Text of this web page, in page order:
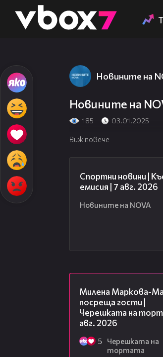
👾
Новините на
Новините на
185 03.01.2025
Виж повече
Спортни новини |
емисия | 7 авг. 2026
Новините на NOVA
Милена Маркова-
посреща гости |
Черешката на
авг. 2026
5
Черешката на
тортата